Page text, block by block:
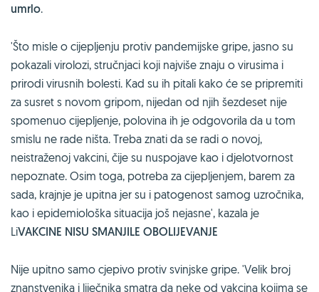
umrlo.
'Što misle o cijepljenju protiv pandemijske gripe, jasno su
pokazali virolozi, stručnjaci koji najviše znaju o virusima i
prirodi virusnih bolesti. Kad su ih pitali kako će se pripremiti
za susret s novom gripom, nijedan od njih šezdeset nije
spomenuo cijepljenje, polovina ih je odgovorila da u tom
smislu ne rade ništa. Treba znati da se radi o novoj,
neistraženoj vakcini, čije su nuspojave kao i djelotvornost
nepoznate. Osim toga, potreba za cijepljenjem, barem za
sada, krajnje je upitna jer su i patogenost samog uzročnika,
kao i epidemiološka situacija još nejasne', kazala je
LiVAKCINE NISU SMANJILE OBOLIJEVANJE
Nije upitno samo cjepivo protiv svinjske gripe. 'Velik broj
znanstvenika i liječnika smatra da neke od vakcina kojima se